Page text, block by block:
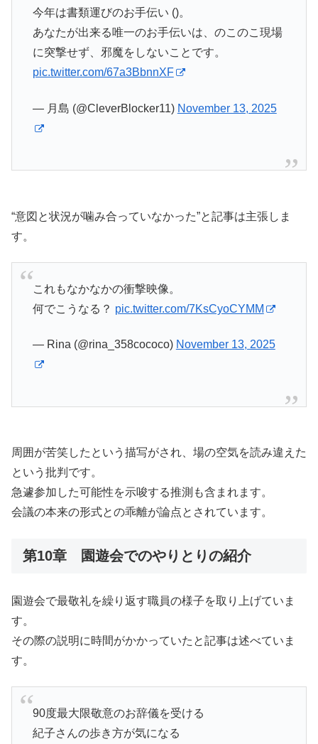
今年は書類運びのお手伝い ()。
あなたが出来る唯一のお手伝いは、のこのこ現場
に突撃せず、邪魔をしないことです。
pic.twitter.com/67a3BbnnXF
— 月島 (@CleverBlocker11) November 13, 2025
“意図と状況が噛み合っていなかった”と記事は主張しま
す。
これもなかなかの衝撃映像。
何でこうなる？ pic.twitter.com/7KsCyoCYMM
— Rina (@rina_358cococo) November 13, 2025
周囲が苦笑したという描写がされ、場の空気を読み違えた
という批判です。
急遽参加した可能性を示唆する推測も含まれます。
会議の本来の形式との乖離が論点とされています。
第10章 園遊会でのやりとりの紹介
園遊会で最敬礼を繰り返す職員の様子を取り上げていま
す。
その際の説明に時間がかかっていたと記事は述べていま
す。
90度最大限敬意のお辞儀を受ける
紀子さんの歩き方が気になる